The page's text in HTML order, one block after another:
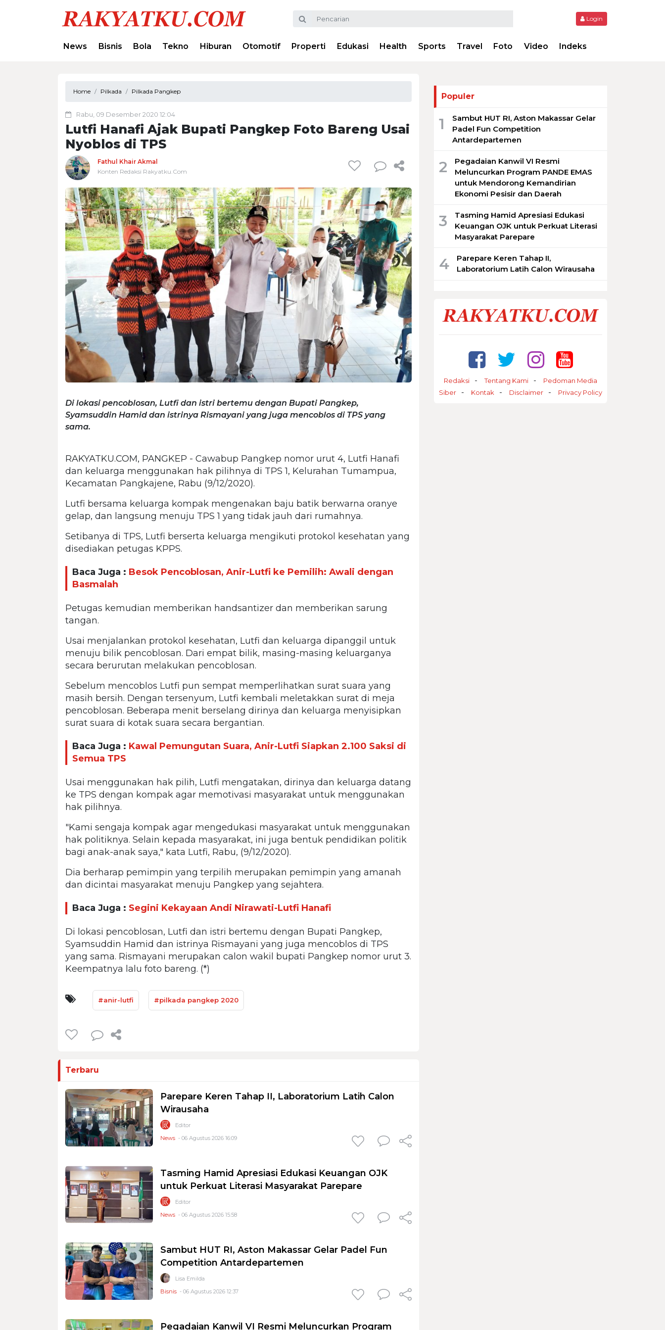
Login
News Bisnis Bola Tekno Hiburan Otomotif Properti Edukasi Health Sports Travel Foto Video Indeks
Home Pilkada Pilkada Pangkep
Rabu, 09 Desember 2020 12:04
Lutfi Hanafi Ajak Bupati Pangkep Foto Bareng Usai
Nyoblos di TPS
Fathul Khair Akmal
Konten Redaksi Rakyatku.Com
Di lokasi pencoblosan, Lutfi dan istri bertemu dengan Bupati Pangkep,
Syamsuddin Hamid dan istrinya Rismayani yang juga mencoblos di TPS yang
sama.
RAKYATKU.COM, PANGKEP - Cawabup Pangkep nomor urut 4, Lutfi Hanafi
dan keluarga menggunakan hak pilihnya di TPS 1, Kelurahan Tumampua,
Kecamatan Pangkajene, Rabu (9/12/2020).
Lutfi bersama keluarga kompak mengenakan baju batik berwarna oranye
gelap, dan langsung menuju TPS 1 yang tidak jauh dari rumahnya.
Setibanya di TPS, Lutfi berserta keluarga mengikuti protokol kesehatan yang
disediakan petugas KPPS.
Baca Juga : Besok Pencoblosan, Anir-Lutfi ke Pemilih: Awali dengan
Basmalah
Petugas kemudian memberikan handsantizer dan memberikan sarung
tangan.
Usai menjalankan protokol kesehatan, Lutfi dan keluarga dipanggil untuk
menuju bilik pencoblosan. Dari empat bilik, masing-masing keluarganya
secara berurutan melakukan pencoblosan.
Sebelum mencoblos Lutfi pun sempat memperlihatkan surat suara yang
masih bersih. Dengan tersenyum, Lutfi kembali meletakkan surat di meja
pencoblosan. Beberapa menit berselang dirinya dan keluarga menyisipkan
surat suara di kotak suara secara bergantian.
Baca Juga : Kawal Pemungutan Suara, Anir-Lutfi Siapkan 2.100 Saksi di
Semua TPS
Usai menggunakan hak pilih, Lutfi mengatakan, dirinya dan keluarga datang
ke TPS dengan kompak agar memotivasi masyarakat untuk menggunakan
hak pilihnya.
"Kami sengaja kompak agar mengedukasi masyarakat untuk menggunakan
hak politiknya. Selain kepada masyarakat, ini juga bentuk pendidikan politik
bagi anak-anak saya," kata Lutfi, Rabu, (9/12/2020).
Dia berharap pemimpin yang terpilih merupakan pemimpin yang amanah
dan dicintai masyarakat menuju Pangkep yang sejahtera.
Baca Juga : Segini Kekayaan Andi Nirawati-Lutfi Hanafi
Di lokasi pencoblosan, Lutfi dan istri bertemu dengan Bupati Pangkep,
Syamsuddin Hamid dan istrinya Rismayani yang juga mencoblos di TPS
yang sama. Rismayani merupakan calon wakil bupati Pangkep nomor urut 3.
Keempatnya lalu foto bareng. (*)
#anir-lutfi #pilkada pangkep 2020
Terbaru
Parepare Keren Tahap II, Laboratorium Latih Calon
Wirausaha
Editor
News - 06 Agustus 2026 16:09
Tasming Hamid Apresiasi Edukasi Keuangan OJK
untuk Perkuat Literasi Masyarakat Parepare
Editor
News - 06 Agustus 2026 15:58
Sambut HUT RI, Aston Makassar Gelar Padel Fun
Competition Antardepartemen
Lisa Emilda
Bisnis - 06 Agustus 2026 12:37
Pegadaian Kanwil VI Resmi Meluncurkan Program
Populer
1
Sambut HUT RI, Aston Makassar Gelar
Padel Fun Competition
Antardepartemen
2
Pegadaian Kanwil VI Resmi
Meluncurkan Program PANDE EMAS
untuk Mendorong Kemandirian
Ekonomi Pesisir dan Daerah
3
Tasming Hamid Apresiasi Edukasi
Keuangan OJK untuk Perkuat Literasi
Masyarakat Parepare
4
Parepare Keren Tahap II,
Laboratorium Latih Calon Wirausaha
Redaksi Tentang Kami
Pedoman Media
Siber
Kontak Disclaimer Privacy Policy